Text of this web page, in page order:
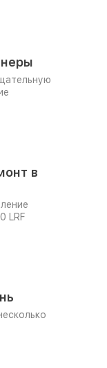
в
LRF